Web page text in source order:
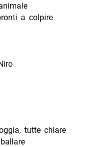
a colpire
tutte chiare